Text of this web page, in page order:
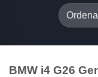
BMW i4 G26